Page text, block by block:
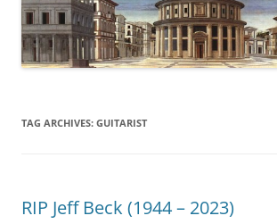
TAG ARCHIVES: GUITARIST
RIP Jeff Beck (1944 – 2023)